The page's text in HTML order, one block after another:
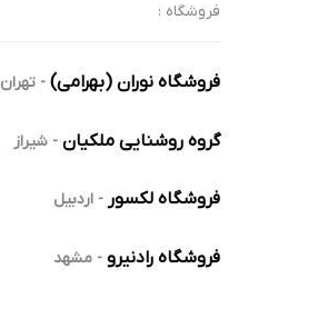
فروشگاه :
فروشگاه نوران (بهرامی) - تهران
گروه روشنایی ملکیان - شیراز
فروشگاه لکسور - اردبیل
فروشگاه رادنیرو - مشهد